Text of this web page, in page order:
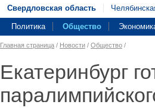
Свердловская область
Политика Общество
Главная страница / Новости / Общество /
Екатеринбург